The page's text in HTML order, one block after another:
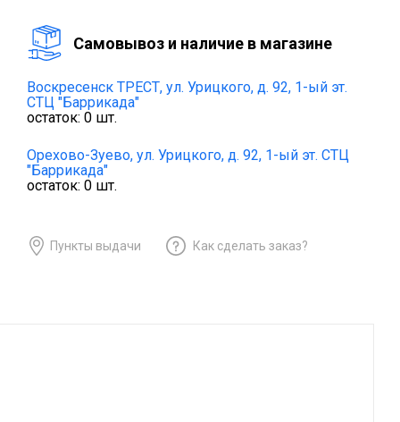
Cамовывоз и наличие в магазине
Воскресенск ТРЕСТ, ул. Урицкого, д. 92, 1-ый эт.
СТЦ "Баррикада"
остаток: 0 шт.
Орехово-Зуево, ул. Урицкого, д. 92, 1-ый эт. СТЦ
"Баррикада"
остаток: 0 шт.
Пункты выдачи Как сделать заказ?